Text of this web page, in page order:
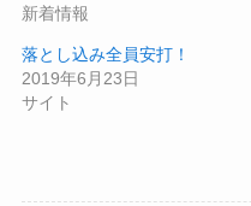
新着情報
落とし込み全員安打！
2019年6月23日
サイト